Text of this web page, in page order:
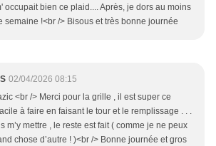
occupait bien ce plaid.... Après, je dors au moins
semaine !<br /> Bisous et très bonne journée
02/04/2026 08:15
<br /> Merci pour la grille , il est super ce
à faire en faisant le tour et le remplissage . . .
m’y mettre , le reste est fait ( comme je ne peux
chose d’autre ! )<br /> Bonne journée et gros